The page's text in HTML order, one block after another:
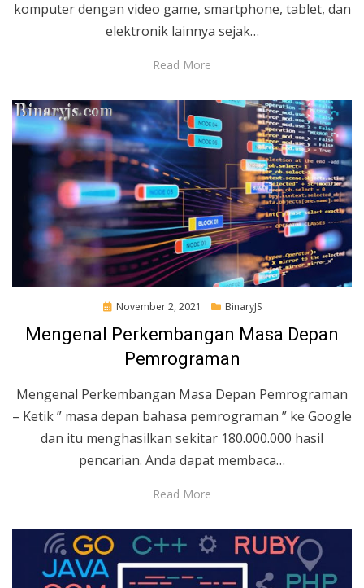
komputer dengan video game, smartphone, tablet, dan
elektronik lainnya sejak…
Read More
Posted
November 2, 2021 BinaryJS
Mengenal Perkembangan Masa Depan
Pemrograman
Mengenal Perkembangan Masa Depan Pemrograman
– Ketik ” masa depan bahasa pemrograman ” ke Google
dan itu menghasilkan sekitar 180.000.000 hasil
pencarian. Anda dapat membaca…
Read More